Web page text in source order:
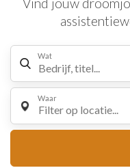
Wat
Waar
Filter op locatie...